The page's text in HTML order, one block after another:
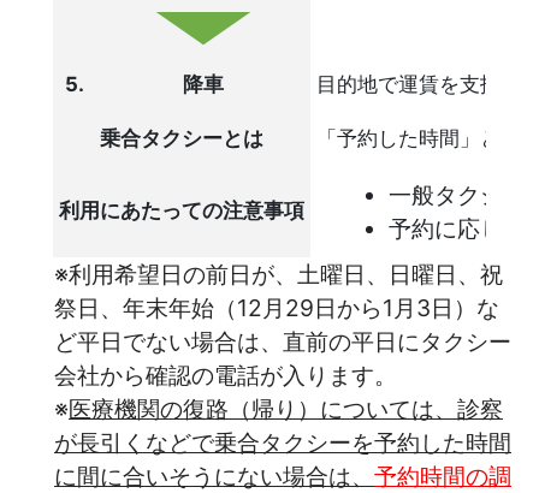
5. 降車 目的地で運賃を支払っ
乗合タクシーとは 「予約した時間」と
利用にあたっての注意事項
一般タクシー
予約に応じた
※利用希望日の前日が、土曜日、日曜日、祝
祭日、年末年始（12月29日から1月3日）な
ど平日でない場合は、直前の平日にタクシー
会社から確認の電話が入ります。
※医療機関の復路（帰り）については、診察
が長引くなどで乗合タクシーを予約した時間
に間に合いそうにない場合は、 予約時間の調